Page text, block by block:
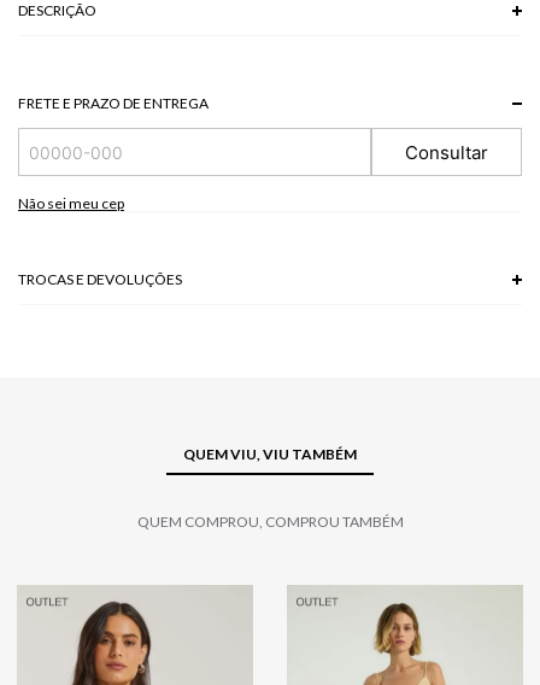
DESCRIÇÃO
FRETE E PRAZO DE ENTREGA
Consultar
Não sei meu cep
TROCAS E DEVOLUÇÕES
QUEM VIU, VIU TAMBÉM
QUEM COMPROU, COMPROU TAMBÉM